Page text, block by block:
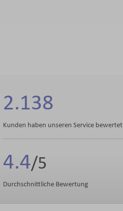
2.138
Kunden haben unseren Service bewertet
4.4
Durchschnittliche Bewertung